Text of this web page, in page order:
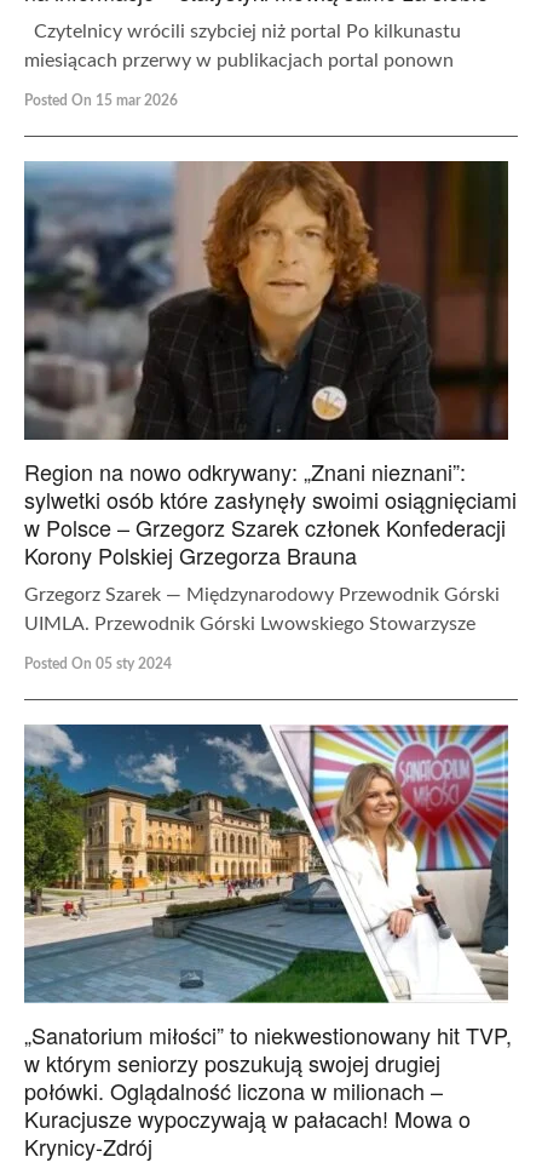
Czytelnicy wrócili szybciej niż portal Po kilkunastu
miesiącach przerwy w publikacjach portal ponown
Posted On 15 mar 2026
Region na nowo odkrywany: „Znani nieznani”:
sylwetki osób które zasłynęły swoimi osiągnięciami
w Polsce – Grzegorz Szarek członek Konfederacji
Korony Polskiej Grzegorza Brauna
Grzegorz Szarek — Międzynarodowy Przewodnik Górski
UIMLA. Przewodnik Górski Lwowskiego Stowarzysze
Posted On 05 sty 2024
„Sanatorium miłości” to niekwestionowany hit TVP,
w którym seniorzy poszukują swojej drugiej
połówki. Oglądalność liczona w milionach –
Kuracjusze wypoczywają w pałacach! Mowa o
Krynicy-Zdrój